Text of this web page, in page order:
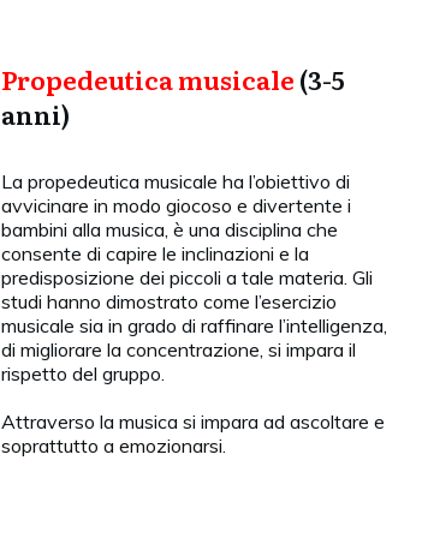
Propedeutica musicale(3-5
anni)
La propedeutica musicale ha l’obiettivo di
avvicinare in modo giocoso e divertente i
bambini alla musica, è una disciplina che
consente di capire le inclinazioni e la
predisposizione dei piccoli a tale materia. Gli
studi hanno dimostrato come l’esercizio
musicale sia in grado di raffinare l’intelligenza,
di migliorare la concentrazione, si impara il
rispetto del gruppo.
Attraverso la musica si impara ad ascoltare e
soprattutto a emozionarsi.